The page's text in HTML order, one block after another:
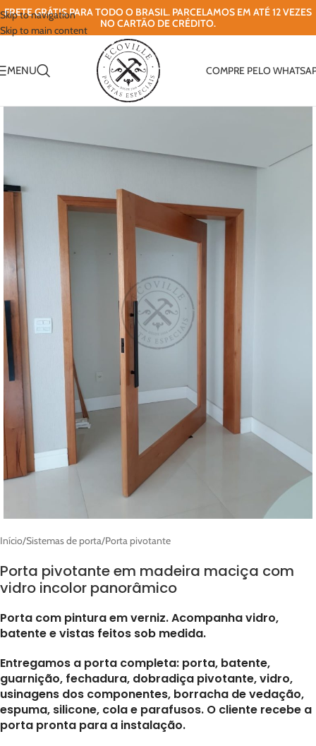
Skip to navigation
Skip to main content
FRETE GRÁTIS PARA TODO O BRASIL. PARCELAMOS EM ATÉ 12 VEZES
NO CARTÃO DE CRÉDITO.
MENU COMPRE PELO
Início/Sistemas de porta/Porta pivotante
Porta pivotante em madeira maciça com
vidro incolor panorâmico
Porta com pintura em verniz. Acompanha vidro,
batente e vistas feitos sob medida.
Entregamos a porta completa: porta, batente,
guarnição, fechadura, dobradiça pivotante, vidro,
usinagens dos componentes, borracha de vedação,
espuma, silicone, cola e parafusos. O cliente recebe a
porta pronta para a instalação.